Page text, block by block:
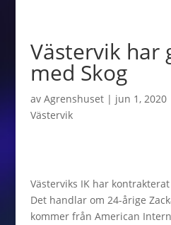
Västervik har
med Skog
av Agrenshuset| jun 1, 2020
Västervik
Västerviks IK har
Det handlar om 24-årige
kommer från American